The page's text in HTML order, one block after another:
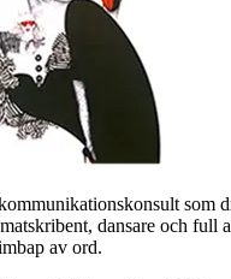
som
dansare och full
av ord.